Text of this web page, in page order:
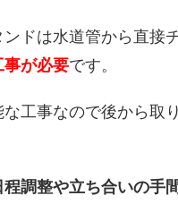
ドは水道管から直接
事が必要です。
工事なので後から取
程調整や立ち合いの手